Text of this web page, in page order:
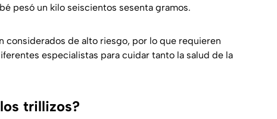
pesó un kilo seiscientos sesenta gramos.
considerados de alto riesgo, por lo que requieren
especialistas para cuidar tanto la salud de la
trillizos?